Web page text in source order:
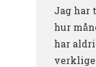
Jag har
hur
har